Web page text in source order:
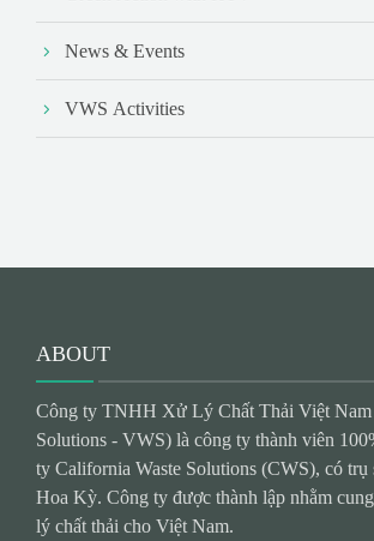
News & Events
VWS Activities
ABOUT
Công ty TNHH Xử Lý Chất Thải Việt Nam
Solutions - VWS) là công ty thành viên
ty California Waste Solutions (CWS), có trụ
Hoa Kỳ. Công ty được thành lập nhằm
lý chất thải cho Việt Nam.